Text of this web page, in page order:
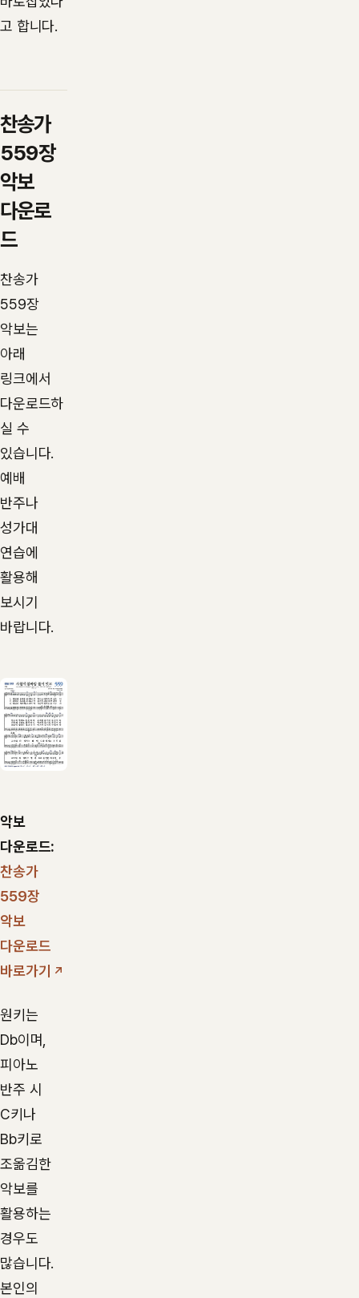
고 합니다.
찬송가
559장
악보
다운로
드
찬송가
559장
악보는
아래
링크에서
다운로드하
실 수
있습니다.
예배
반주나
성가대
연습에
활용해
보시기
바랍니다.
악보
다운로드:
찬송가
559장
악보
다운로드
바로가기
원키는
Db이며,
피아노
반주 시
C키나
Bb키로
조옮김한
악보를
활용하는
경우도
많습니다.
본인의